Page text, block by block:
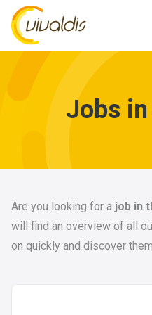
Vivaldis Interim
Jobs
Are you looking for a job in
will find an overview of all
on quickly and discover